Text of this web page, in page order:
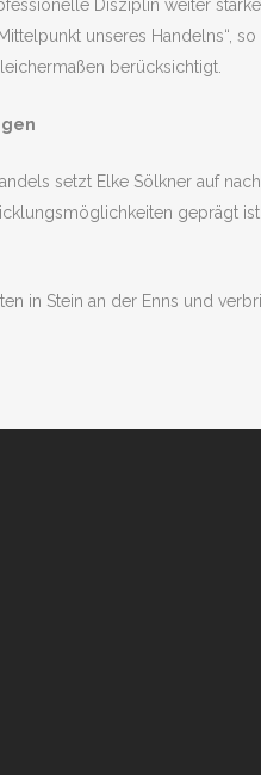
Disziplin weiter
unseres Handelns“,
berücksichtigt.
setzt Elke Sölkner auf
geprägt
in Stein an der Enns und